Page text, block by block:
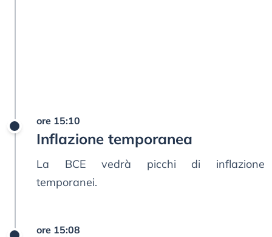
ore 15:10
Inflazione temporanea
La BCE vedrà picchi di inflazione
temporanei.
ore 15:08